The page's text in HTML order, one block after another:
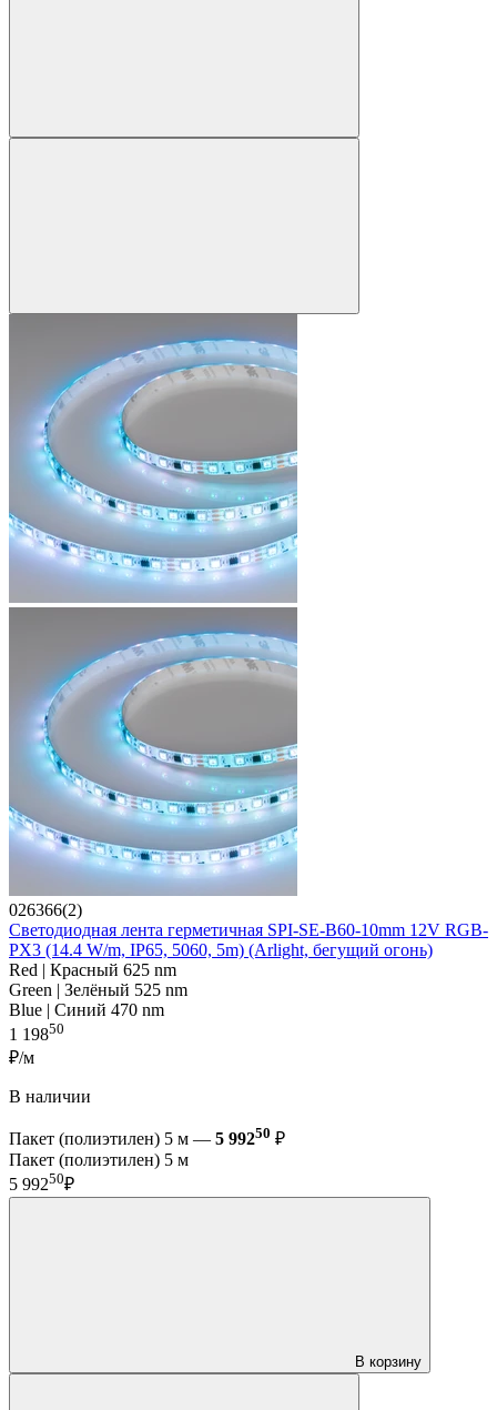
026366(2)
Светодиодная лента герметичная SPI-SE-B60-10mm 12V RGB-
PX3 (14.4 W/m, IP65, 5060, 5m) (Arlight, бегущий огонь)
Red | Красный 625 nm
Green | Зелёный 525 nm
Blue | Синий 470 nm
1 19850
₽/м
В наличии
Пакет (полиэтилен) 5 м — 5 99250 ₽
Пакет (полиэтилен) 5 м
5 99250₽
В корзину